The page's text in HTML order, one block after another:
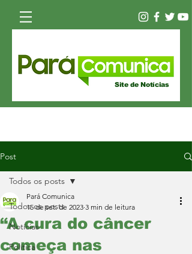
Site de Notícias
Post
Todos os posts
Notícias
Política
Todos os posts
“A cura do câncer
começa nas
Pará Comunica
15 de set. de 2023 3 min de leitura